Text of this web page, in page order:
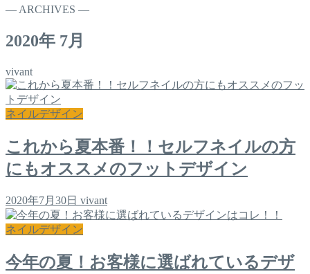
― ARCHIVES ―
2020年 7月
vivant
ネイルデザイン
これから夏本番！！セルフネイルの方
にもオススメのフットデザイン
2020年7月30日 vivant
ネイルデザイン
今年の夏！お客様に選ばれているデザ